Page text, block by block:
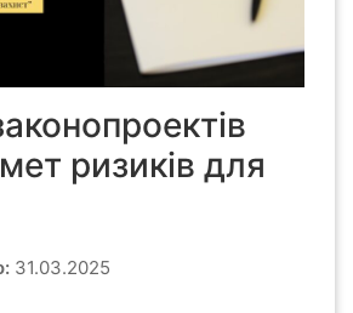
ризиків для
31.03.2025